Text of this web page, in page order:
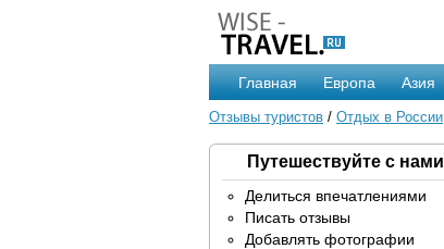
Главная Европа Азия
Отзывы туристов / Отдых в России
Путешествуйте с нами
Делиться впечатлениями
Писать отзывы
Добавлять фотографии